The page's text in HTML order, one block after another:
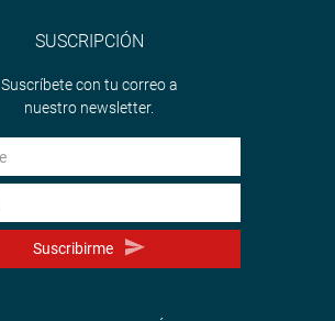
SUSCRIPCIÓN
Suscríbete con tu correo a
nuestro newsletter.
Suscribirme